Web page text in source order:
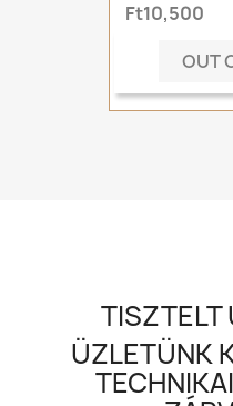
Ft10,500
OUT
TISZTELT
ÜZLETÜNK